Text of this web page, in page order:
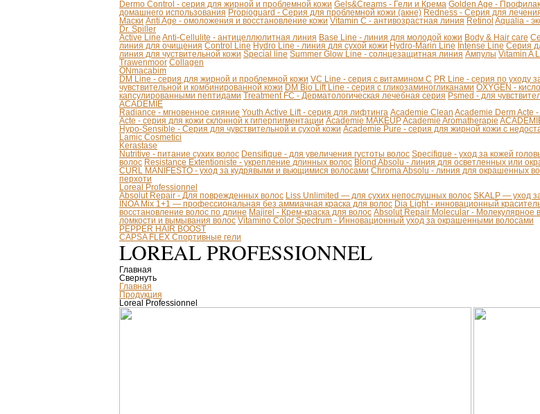
Dermo Control - серия для жирной и проблемной кожи Gels&Creams - Гели и Крема Golden Age -
домашнего использования Propioguard - Серия для проблемной кожи (акне) Redness - Серия для
Маски Anti Age - омоложения и восстановление кожи Vitamin C - антивозрастная линия Retinol Aqualia -
Dr. Spiller
Active Line Anti-Cellulite - антицеллюлитная линия Base Line - линия для молодой кожи Body & Hair care
линия для очищения Control Line Hydro Line - линия для сухой кожи Hydro-Marin Line Intense Line Серия
линия для чуствительной кожи Special line Summer Glow Line - солнцезащитная линия Ампулы Vitamin A
Trawenmoor Collagen
ONmacabim
DM Line - серия для жирной и проблемной кожи VC Line - серия с витамином С PR Line - серия по уходу
чувствительной и комбинированной кожи DM Bio Lift Line - cерия с гликозаминогликанами OXYGEN -
капсулированными пептидами Treatment FC - Дерматологическая лечебная серия Psmed - для
ACADEMIE
Radiance - мгновенное сияние Youth Active Lift - серия для лифтинга Academie Clean Academie Derm Acte
Acte - серия для кожи склонной к гиперпигментации Academie MAKEUPAcademie Aromatherapie
Hypo-Sensible - Серия для чувствительной и сухой кожи Academie Pure - серия для жирной кожи с
Lamic Cosmetici
Kerastase
Nutritive - питание сухих волос Densifique - для увеличения густоты волос Specifique - уход за кожей
волос Resistance Extentioniste - укрепление длинных волос Blond Absolu - линия для осветленных или
CURL MANIFESTO - уход за кудрявыми и вьющимися волосами Chroma Absolu - линия для окрашенных
перхоти
Loreal Professionnel
Absolut Repair - Для поврежденных волос Liss Unlimited — для сухих непослушных волос SKALP — уход
INOA Mix 1+1 — профессиональная без аммиачная краска для волос Dia Light - инновационный
восстановление волос по длине Majirel - Крем-краска для волос Absolut Repair Molecular - Молекулярное
ломкости и вымывания волос Vitamino Color Spectrum - Инновационный уход за окрашенными волосами
PEPPER HAIR BOOST
CAPSA FLEX Спортивные гели
LOREAL PROFESSIONNEL
Главная
Свернуть
Главная
Продукция
Loreal Professionnel